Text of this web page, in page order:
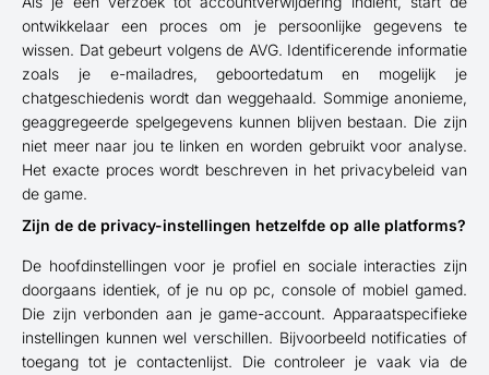
ontwikkelaar een proces om je persoonlijke gegevens te
wissen. Dat gebeurt volgens de AVG. Identificerende informatie
zoals je e-mailadres, geboortedatum en mogelijk je
chatgeschiedenis wordt dan weggehaald. Sommige anonieme,
geaggregeerde spelgegevens kunnen blijven bestaan. Die zijn
niet meer naar jou te linken en worden gebruikt voor analyse.
Het exacte proces wordt beschreven in het privacybeleid van
de game.
Zijn de de privacy-instellingen hetzelfde op alle platforms?
De hoofdinstellingen voor je profiel en sociale interacties zijn
doorgaans identiek, of je nu op pc, console of mobiel gamed.
Die zijn verbonden aan je game-account. Apparaatspecifieke
instellingen kunnen wel verschillen. Bijvoorbeeld notificaties of
toegang tot je contactenlijst. Die controleer je vaak via de